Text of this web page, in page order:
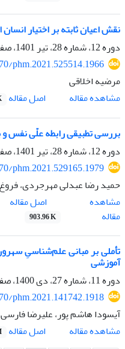
نقش اعیان ثابته بر اختیار
دوره 12، شماره 28، تیر 1401، صفحه
phm.2021.525514.1966
مرضیه اخلاقی
مشاهده مقاله
اصل مقاله
بررسی تطبیقی رابطه علّی نفس و
دوره 12، شماره 28، تیر 1401، صفحه
phm.2021.529165.1979
حمید رضا عبدلی مهرجردی،
مشاهده
مقاله
اصل مقاله
903.96 K
تأملی بر مبانی علم‌شناسیِ
آموزشی
دوره 11، شماره 27، دی 1400، صفحه
phm.2021.141742.1918
آیسودا هاشم پور، علیرضا
مشاهده مقاله
اصل مقاله